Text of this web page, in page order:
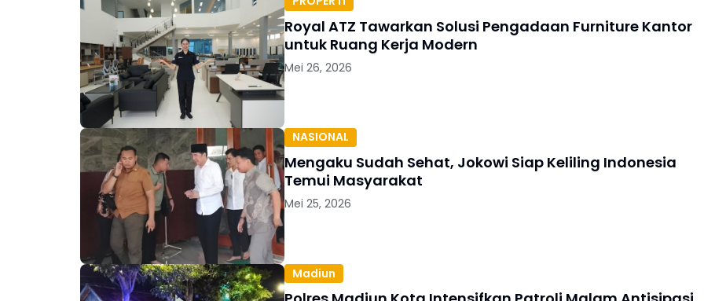
Royal ATZ Tawarkan Solusi Pengadaan Furniture Kantor
untuk Ruang Kerja Modern
Mei 26, 2026
NASIONAL
Mengaku Sudah Sehat, Jokowi Siap Keliling Indonesia
Temui Masyarakat
Mei 25, 2026
Madiun